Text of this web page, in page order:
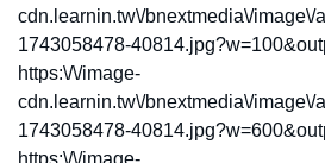
cdn.learnin.tw\/bnextmedia\/image\/
1743058478-
https:\/\/image-
cdn.learnin.tw\/bnextmedia\/image\/
1743058478-